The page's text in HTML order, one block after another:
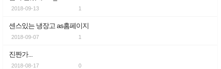
2018-09-13 1
센스있는 냉장고 as홈페이지
2018-09-07 1
진짠가...
2018-08-17 0